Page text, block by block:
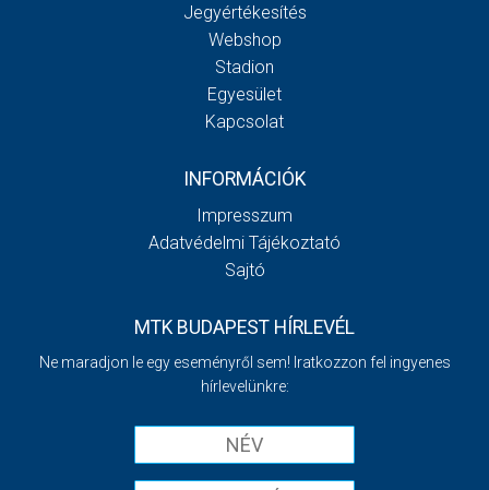
Jegyértékesítés
Webshop
Stadion
Egyesület
Kapcsolat
INFORMÁCIÓK
Impresszum
Adatvédelmi Tájékoztató
Sajtó
MTK BUDAPEST HÍRLEVÉL
Ne maradjon le egy eseményről sem! Iratkozzon fel ingyenes
hírlevelünkre: